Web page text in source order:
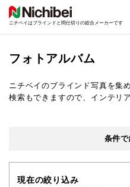
ニチベイはブラインドと間仕切りの総合メーカーです
フォトアルバム
ニチベイのブラインド写真を集
検索もできますので、インテリ
条件
現在の絞り込み